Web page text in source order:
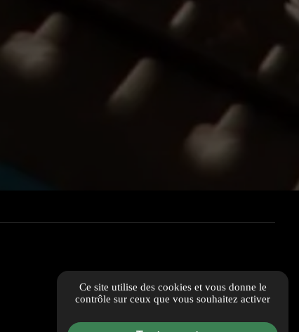
Ce site utilise des cookies et vous donne le
contrôle sur ceux que vous souhaitez activer